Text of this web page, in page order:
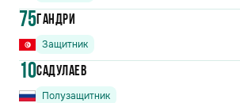
75Гандри
Защитник
10Садулаев
Полузащитник